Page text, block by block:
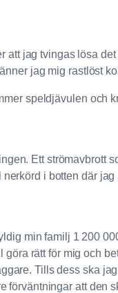
att jag tvingas lösa
jag mig rastlöst
speldjävulen och
Ett
i botten där
min familj 1 200
rätt för mig och
Tills dess ska
att den